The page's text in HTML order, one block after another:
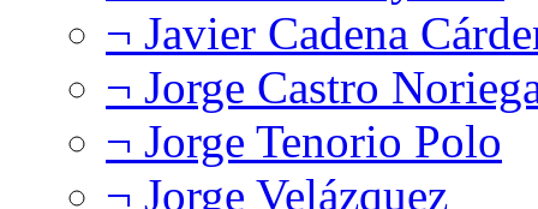
¬ Javier Cadena
¬ Jorge Castro
¬ Jorge Tenorio Polo
¬ Jorge Velázquez